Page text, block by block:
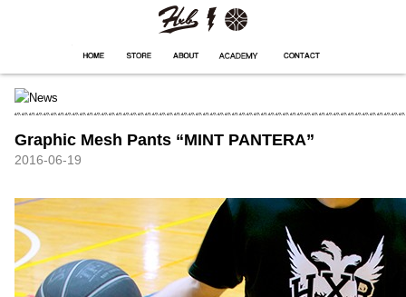
Graphic Mesh Pants “MINT PANTERA”
2016-06-19